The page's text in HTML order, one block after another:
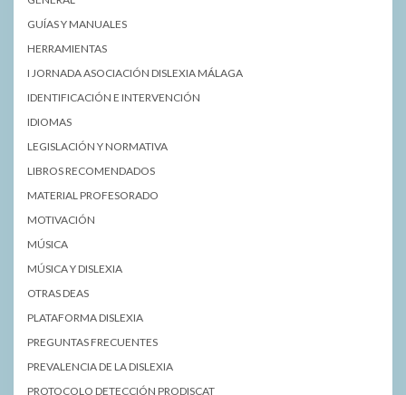
GUÍAS Y MANUALES
HERRAMIENTAS
I JORNADA ASOCIACIÓN DISLEXIA MÁLAGA
IDENTIFICACIÓN E INTERVENCIÓN
IDIOMAS
LEGISLACIÓN Y NORMATIVA
LIBROS RECOMENDADOS
MATERIAL PROFESORADO
MOTIVACIÓN
MÚSICA
MÚSICA Y DISLEXIA
OTRAS DEAS
PLATAFORMA DISLEXIA
PREGUNTAS FRECUENTES
PREVALENCIA DE LA DISLEXIA
PROTOCOLO DETECCIÓN PRODISCAT